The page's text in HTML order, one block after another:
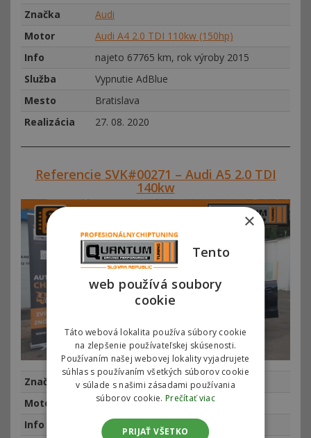
Značka
Audi
Motor
Audi A4 2.0 TDI 110kw (150hp)
Info
najeto 67765 km, rok výroby 2015
Služba
Vypnutie AdBlue
Mesto
Bratislava
Realizácia
27. 08. 2020
Referencie SVK#00271 – Audi A5 2.0 TDI
140kw
Značka
Audi
Motor
Audi A5 2.0 TDI 140kw (190hp)
Info
najeto 129950 km, rok výroby 2016
×
Tento
web používá soubory
cookie
Táto webová lokalita používa súbory cookie
na zlepšenie používateľskej skúsenosti.
Používaním našej webovej lokality vyjadrujete
súhlas s používaním všetkých súborov cookie
v súlade s našimi zásadami používania
súborov cookie. Prečítať viac
PRIJAŤ VŠETKO